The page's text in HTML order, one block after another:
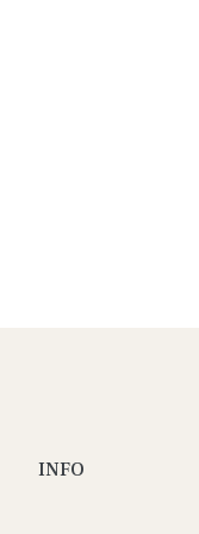
INFO